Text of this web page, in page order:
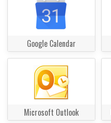
Google Calendar
Microsoft Outlook